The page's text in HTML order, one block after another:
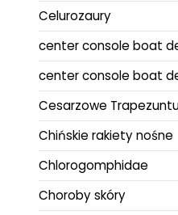
Celurozaury
center console boat
center console boat
Cesarzowe
Chińskie rakiety nośne
Chlorogomphidae
Choroby skóry